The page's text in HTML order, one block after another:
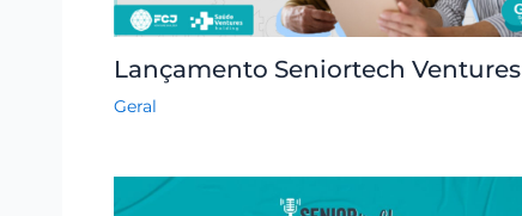
Lançamento Seniortech Ventures
Geral